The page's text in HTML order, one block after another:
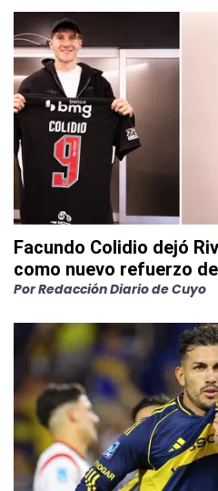
Facundo Colidio dejó
como nuevo refuerzo
PorRedacción Diario de Cuyo